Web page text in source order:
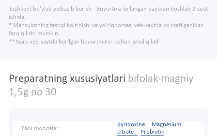
Toshkent bo'ylab yetkazib berish - Buyurtma to'langan paytdan boshlab 2 soat
ichida.
* Mahsulotning tashqi ko'rinishi va yo'riqnomasi veb-saytda ko'rsatilganidan
farq qilishi mumkin
** Narx veb-saytda berilgan buyurtmalar uchun amal qiladi
Preparatning xususiyatlari bifolak-magniy
1,5g no 30
Faol moddalar
pyridoxine ,
Magnesium
citrate ,
Probiotik